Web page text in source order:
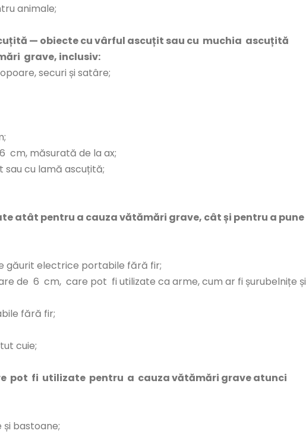
animale;
— obiecte cu vârful ascuțit sau cu muchia ascuțită
grave, inclusiv:
securi și satâre;
cm, măsurată de la ax;
cu lamă ascuțită;
atât pentru a cauza vătămări grave, cât și pentru a pune
găurit electrice portabile fără fir;
de 6 cm, care pot fi utilizate ca arme, cum ar fi șurubelnițe și
fără fir;
cuie;
pot fi utilizate pentru a cauza vătămări grave atunci
bastoane;